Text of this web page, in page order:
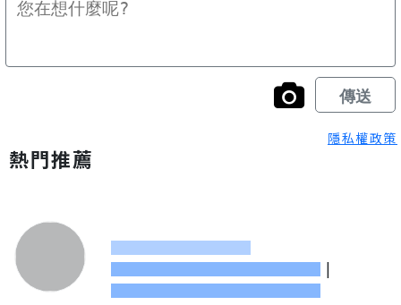
隱私權政策
熱門推薦
|